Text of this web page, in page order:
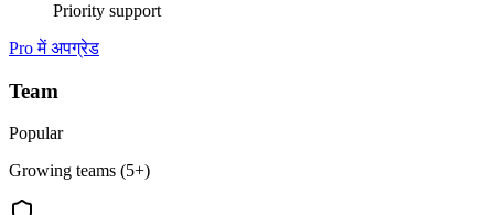
Priority support
Pro में अपग्रेड
Team
Popular
Growing teams (5+)